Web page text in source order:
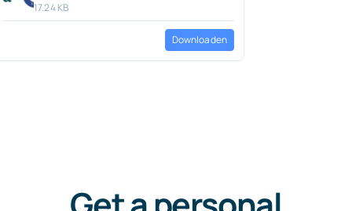
17.24 KB
Downloaden